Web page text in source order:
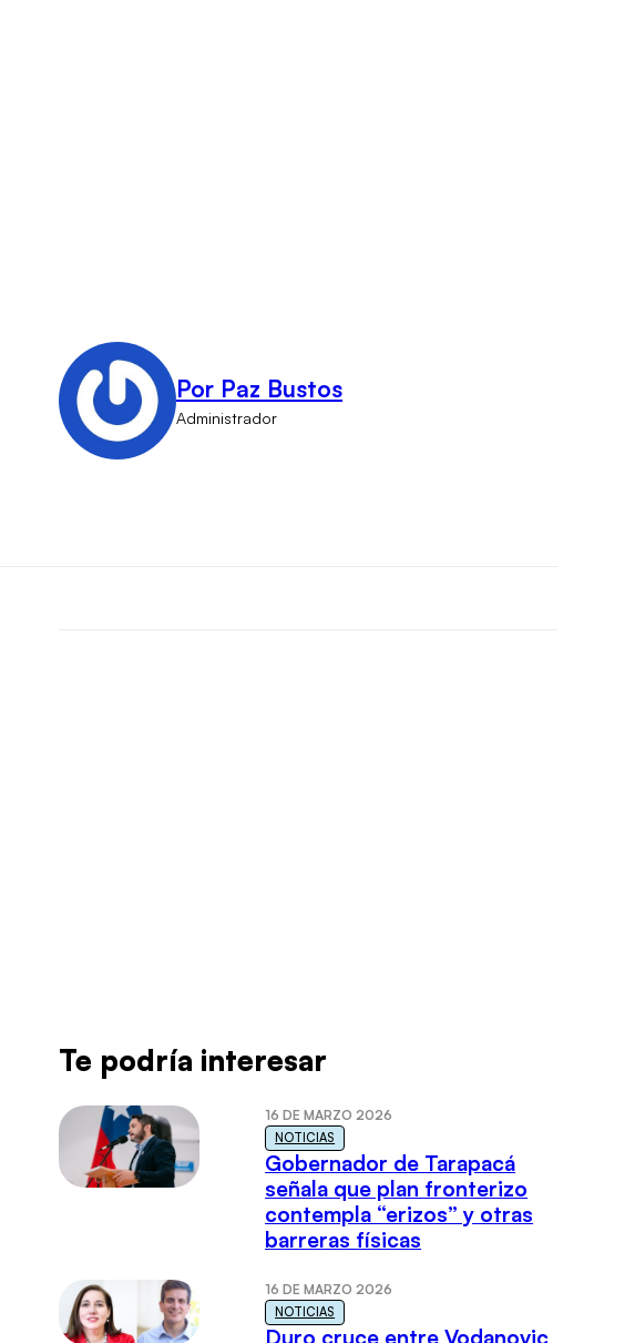
Por Paz Bustos
Administrador
Te podría interesar
16 DE MARZO 2026
NOTICIAS
Gobernador de Tarapacá
señala que plan fronterizo
contempla “erizos” y otras
barreras físicas
16 DE MARZO 2026
NOTICIAS
Duro cruce entre Vodanovic